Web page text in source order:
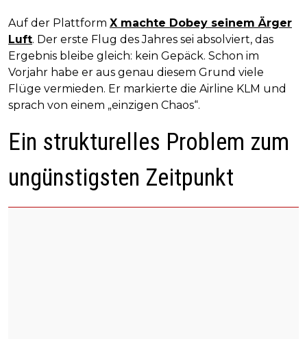
Auf der Plattform X machte Dobey seinem Ärger
Luft. Der erste Flug des Jahres sei absolviert, das
Ergebnis bleibe gleich: kein Gepäck. Schon im
Vorjahr habe er aus genau diesem Grund viele
Flüge vermieden. Er markierte die Airline KLM und
sprach von einem „einzigen Chaos“.
Ein strukturelles Problem zum
ungünstigsten Zeitpunkt